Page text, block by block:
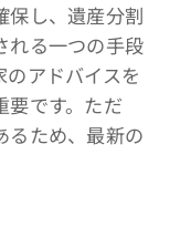
保し、遺産分割
れる一つの手段
アドバイスを
要です。ただ
るため、最新の